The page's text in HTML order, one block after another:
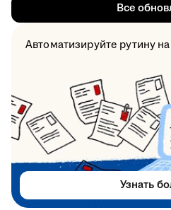
Все
Автоматизируйте рутину
Узнать